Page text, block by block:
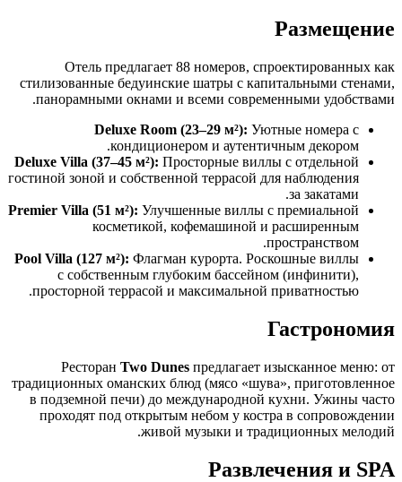
Размещение
Отель предлагает 88 номеров, спроектированных как
стилизованные бедуинские шатры с капитальными стенами,
панорамными окнами и всеми современными удобствами.
Deluxe Room (23–29 м²): Уютные номера с
кондиционером и аутентичным декором.
Deluxe Villa (37–45 м²): Просторные виллы с отдельной
гостиной зоной и собственной террасой для наблюдения
за закатами.
Premier Villa (51 м²): Улучшенные виллы с премиальной
косметикой, кофемашиной и расширенным
пространством.
Pool Villa (127 м²): Флагман курорта. Роскошные виллы
с собственным глубоким бассейном (инфинити),
просторной террасой и максимальной приватностью.
Гастрономия
Ресторан Two Dunes предлагает изысканное меню: от
традиционных оманских блюд (мясо «шува», приготовленное
в подземной печи) до международной кухни. Ужины часто
проходят под открытым небом у костра в сопровождении
живой музыки и традиционных мелодий.
Развлечения и SPA